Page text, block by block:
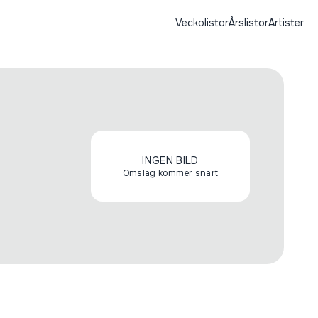
VeckolistorÅrslistorArtister
INGEN BILD
Omslag kommer snart